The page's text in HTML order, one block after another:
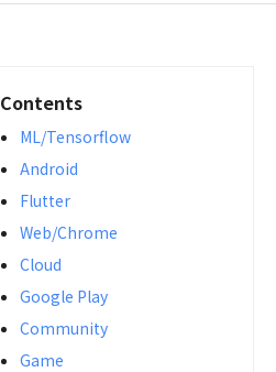
Contents
ML/Tensorflow
Android
Flutter
Web/Chrome
Cloud
Google Play
Community
Game